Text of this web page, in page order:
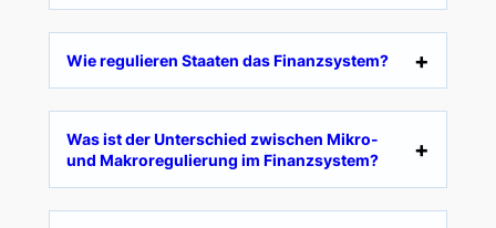
Wie regulieren Staaten das Finanzsystem?
Was ist der Unterschied zwischen Mikro-
und Makroregulierung im Finanzsystem?